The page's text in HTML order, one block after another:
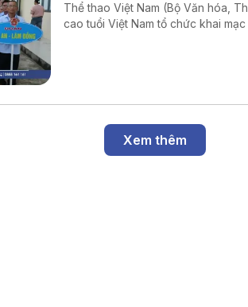
Thể thao Việt Nam (Bộ Văn hóa,
cao tuổi Việt Nam tổ chức khai
Xem thêm